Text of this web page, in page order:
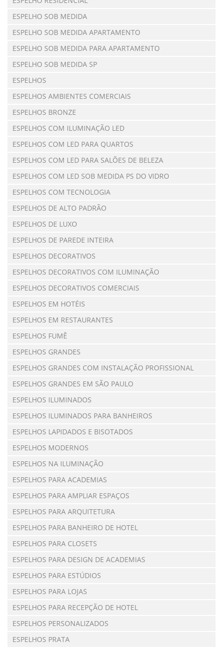
ESPELHO SOB MEDIDA
ESPELHO SOB MEDIDA APARTAMENTO
ESPELHO SOB MEDIDA PARA APARTAMENTO
ESPELHO SOB MEDIDA SP
ESPELHOS
ESPELHOS AMBIENTES COMERCIAIS
ESPELHOS BRONZE
ESPELHOS COM ILUMINAÇÃO LED
ESPELHOS COM LED PARA QUARTOS
ESPELHOS COM LED PARA SALÕES DE BELEZA
ESPELHOS COM LED SOB MEDIDA PS DO VIDRO
ESPELHOS COM TECNOLOGIA
ESPELHOS DE ALTO PADRÃO
ESPELHOS DE LUXO
ESPELHOS DE PAREDE INTEIRA
ESPELHOS DECORATIVOS
ESPELHOS DECORATIVOS COM ILUMINAÇÃO
ESPELHOS DECORATIVOS COMERCIAIS
ESPELHOS EM HOTÉIS
ESPELHOS EM RESTAURANTES
ESPELHOS FUMÊ
ESPELHOS GRANDES
ESPELHOS GRANDES COM INSTALAÇÃO PROFISSIONAL
ESPELHOS GRANDES EM SÃO PAULO
ESPELHOS ILUMINADOS
ESPELHOS ILUMINADOS PARA BANHEIROS
ESPELHOS LAPIDADOS E BISOTADOS
ESPELHOS MODERNOS
ESPELHOS NA ILUMINAÇÃO
ESPELHOS PARA ACADEMIAS
ESPELHOS PARA AMPLIAR ESPAÇOS
ESPELHOS PARA ARQUITETURA
ESPELHOS PARA BANHEIRO DE HOTEL
ESPELHOS PARA CLOSETS
ESPELHOS PARA DESIGN DE ACADEMIAS
ESPELHOS PARA ESTÚDIOS
ESPELHOS PARA LOJAS
ESPELHOS PARA RECEPÇÃO DE HOTEL
ESPELHOS PERSONALIZADOS
ESPELHOS PRATA